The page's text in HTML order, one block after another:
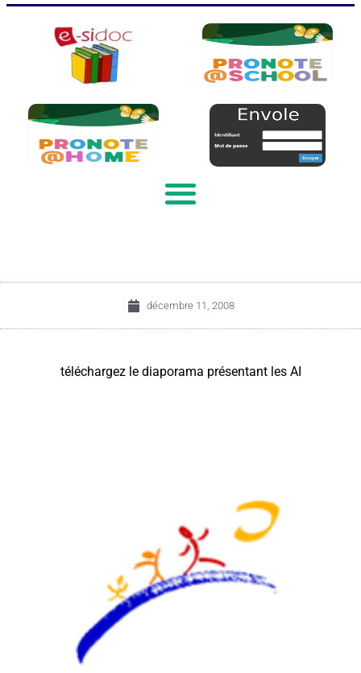
décembre 11, 2008
téléchargez le diaporama présentant les AI